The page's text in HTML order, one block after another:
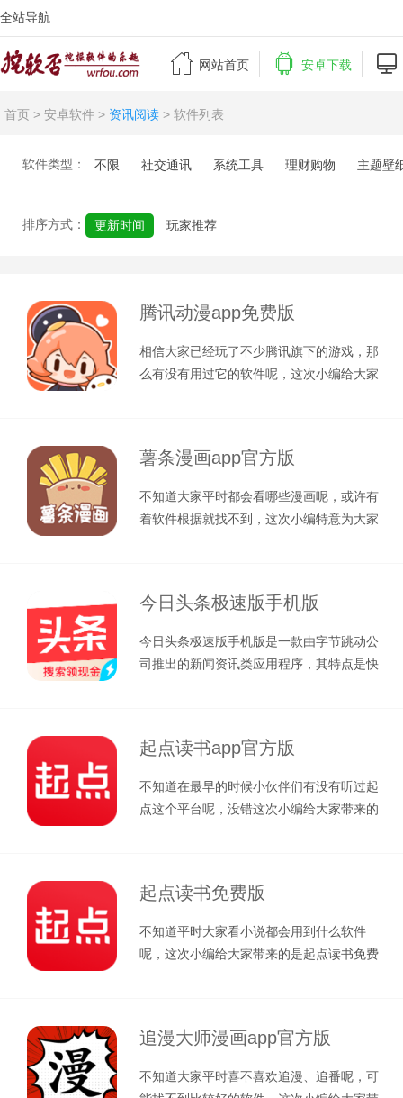
全站导航
 网站首页  安卓下载 
首页 > 安卓软件 > 资讯阅读 > 软件列表
软件类型： 不限 社交通讯 系统工具 理财购物 主题壁
排序方式： 更新时间 玩家推荐
腾讯动漫app免费版
相信大家已经玩了不少腾讯旗下的游戏，那
么有没有用过它的软件呢，这次小编给大家
薯条漫画app官方版
不知道大家平时都会看哪些漫画呢，或许有
着软件根据就找不到，这次小编特意为大家
今日头条极速版手机版
今日头条极速版手机版是一款由字节跳动公
司推出的新闻资讯类应用程序，其特点是快
起点读书app官方版
不知道在最早的时候小伙伴们有没有听过起
点这个平台呢，没错这次小编给大家带来的
起点读书免费版
不知道平时大家看小说都会用到什么软件
呢，这次小编给大家带来的是起点读书免费
追漫大师漫画app官方版
不知道大家平时喜不喜欢追漫、追番呢，可